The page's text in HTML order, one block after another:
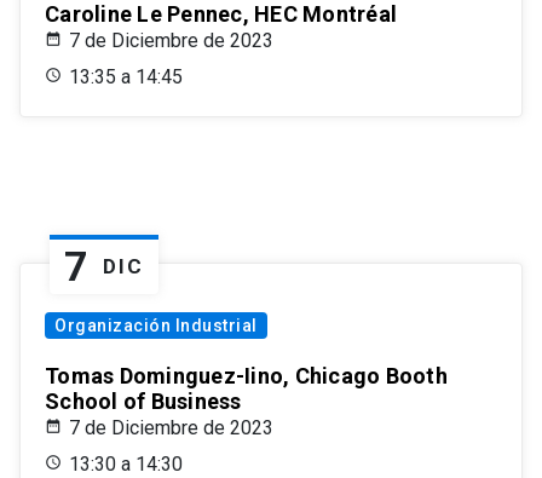
Caroline Le Pennec, HEC Montréal
7 de Diciembre de 2023
13:35 a 14:45
7 DIC
Organización Industrial
Tomas Dominguez-Iino, Chicago Booth
School of Business
7 de Diciembre de 2023
13:30 a 14:30